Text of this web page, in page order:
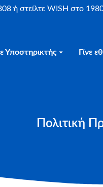
ή στείλτε WISH στο
Υποστηρικτής Γίνε
Πολιτική